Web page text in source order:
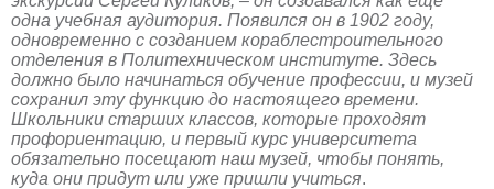
одна учебная аудитория. Появился он в 1902 году,
одновременно с созданием кораблестроительного
отделения в Политехническом институте. Здесь
должно было начинаться обучение профессии, и музей
сохранил эту функцию до настоящего времени.
Школьники старших классов, которые проходят
профориентацию, и первый курс университета
обязательно посещают наш музей, чтобы понять,
куда они придут или уже пришли учиться.